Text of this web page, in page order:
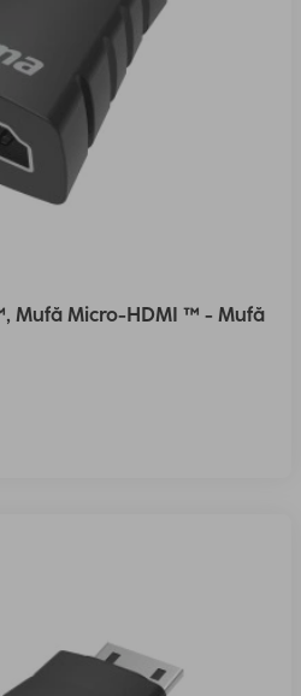
Mufă Micro-HDMI ™ - Mufă